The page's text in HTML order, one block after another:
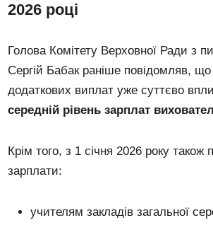
2026 році
Голова Комітету Верховної Ради з
Сергій Бабак раніше повідомляв,
додаткових виплат уже суттєво
середній рівень зарплат
Крім того, з 1 січня 2026 року також
зарплати:
учителям закладів загальної